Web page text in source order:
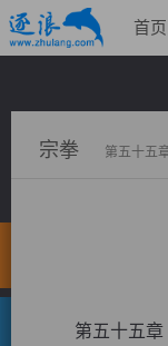
首页
宗拳 第五十五
第五十五章